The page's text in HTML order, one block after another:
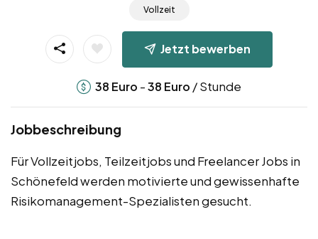
Vollzeit
Jetzt bewerben
38 Euro -38 Euro / Stunde
Jobbeschreibung
Für Vollzeitjobs, Teilzeitjobs und Freelancer Jobs in
Schönefeld werden motivierte und gewissenhafte
Risikomanagement-Spezialisten gesucht.